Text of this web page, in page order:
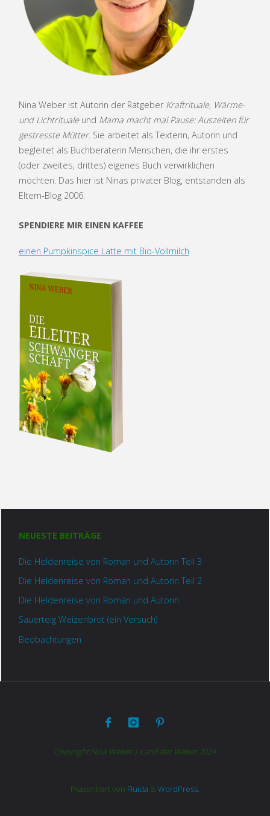
Nina Weber ist Autorin der Ratgeber Kraftrituale, Wärme-
und Lichtritualeund Mama macht mal Pause: Auszeiten für
gestresste Mütter. Sie arbeitet als Texterin, Autorin und
begleitet als Buchberaterin Menschen, die ihr erstes
(oder zweites, drittes) eigenes Buch verwirklichen
möchten. Das hier ist Ninas privater Blog, entstanden als
Eltern-Blog 2006.
SPENDIERE MIR EINEN KAFFEE
einen Pumpkinspice Latte mit Bio-Vollmilch
NEUESTE BEITRÄGE
Die Heldenreise von Roman und Autorin Teil 3
Die Heldenreise von Roman und Autorin Teil 2
Die Heldenreise von Roman und Autorin
Sauerteig Weizenbrot (ein Versuch)
Beobachtungen
Copyright Nina Weber | Land der Weber 2024
Präsentiert von Fluida & WordPress.